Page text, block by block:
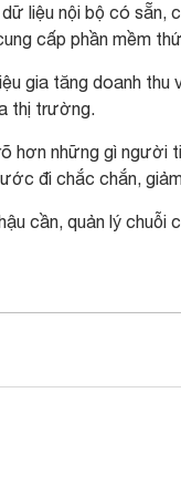
liệu nội bộ có sẵn,
cấp phần mềm
gia tăng doanh
thị trường.
hơn những gì
đi chắc chắn,
cần, quản lý chuỗi